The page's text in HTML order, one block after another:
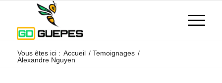
Vous êtes ici : Accueil / Temoignages /
Alexandre Nguyen